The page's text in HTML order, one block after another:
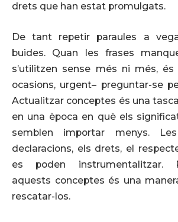
drets que han estat promulgats.
De tant repetir paraules a
buides. Quan les frases
s’utilitzen sense més ni més, és
ocasions, urgent– preguntar-se
Actualitzar conceptes és una
en una època en què els
semblen importar menys.
declaracions, els drets, el
es poden instrumentalitzar.
aquests conceptes és una
rescatar-los.